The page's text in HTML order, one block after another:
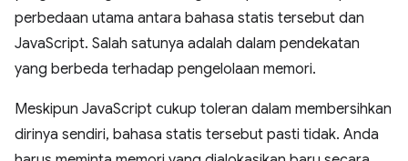
perbedaan utama antara bahasa statis tersebut dan
JavaScript. Salah satunya adalah dalam pendekatan
yang berbeda terhadap pengelolaan memori.
Meskipun JavaScript cukup toleran dalam membersihkan
dirinya sendiri, bahasa statis tersebut pasti tidak. Anda